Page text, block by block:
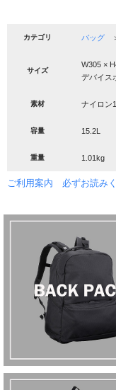
カテゴリ バッグ
サイズ
W305 ×
デバイス
素材 ナイロン
容量 15.2L
重量 1.01kg
ご利用案内 必ずお読み